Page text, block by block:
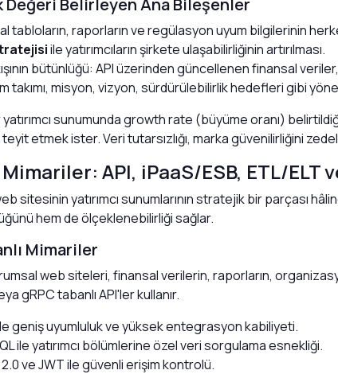
tabloların, raporların ve regülasyon uyum bilgilerinin
ile yatırımcıların şirkete ulaşabilirliğinin artırılması.
bütünlüğü: API üzerinden güncellenen finansal
takımı, misyon, vizyon, sürdürülebilirlik hedefleri gibi
sunumunda growth rate (büyüme oranı)
teyit etmek ister. Veri tutarsızlığı, marka güvenilirliğini
API, iPaaS/ESB, ETL/ELT
sitesinin yatırımcı sunumlarının stratejik bir parçası
hem de ölçeklenebilirliği sağlar.
Mimariler
web siteleri, finansal verilerin, raporların,
gRPC tabanlı API'ler kullanır.
geniş uyumluluk ve yüksek entegrasyon kabiliyeti.
ile yatırımcı bölümlerine özel veri sorgulama esnekliği.
ve JWT ile güvenli erişim kontrolü.